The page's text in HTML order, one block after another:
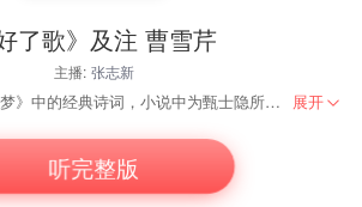
了歌》及注 曹雪芹
主播: 张志新
《好了歌解》是《红楼梦》中的经典诗词，小说中为甄士隐所做，表现了作者现实主义和宗教思想。诗歌内容隐射小说情节，表达了作者对现实的愤懑和失望之情。 展开
听完整版